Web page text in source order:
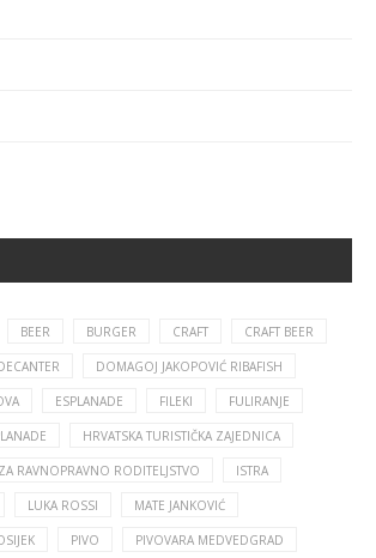
BEER BURGER CRAFT CRAFT BEER
DOMAGOJ JAKOPOVIĆ RIBAFISH
ESPLANADE FILEKI FULIRANJE
HRVATSKA TURISTIČKA ZAJEDNICA
RAVNOPRAVNO RODITELJSTVO ISTRA
LUKA ROSSI MATE JANKOVIĆ
PIVO PIVOVARA MEDVEDGRAD